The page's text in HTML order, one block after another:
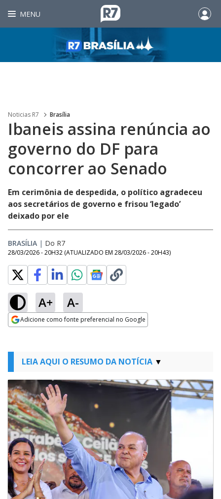
MENU
Noticias R7 Brasília
Ibaneis assina renúncia ao
governo do DF para
concorrer ao Senado
Em cerimônia de despedida, o político agradeceu
aos secretários de governo e frisou ‘legado’
deixado por ele
BRASÍLIA | Do R7
28/03/2026 - 20H32 (ATUALIZADO EM 28/03/2026 - 20H43)
A+ A-
Adicione como fonte preferencial no Google
LEIA AQUI O RESUMO DA NOTÍCIA